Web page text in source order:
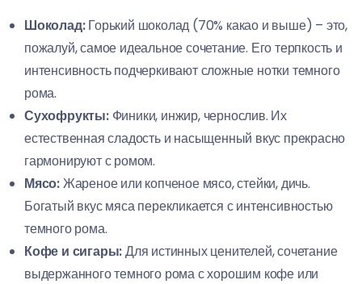
Шоколад:Горький шоколад (70% какао и выше) – это,
пожалуй, самое идеальное сочетание. Его терпкость и
интенсивность подчеркивают сложные нотки темного
рома.
Сухофрукты:Финики, инжир, чернослив. Их
естественная сладость и насыщенный вкус прекрасно
гармонируют с ромом.
Мясо:Жареное или копченое мясо, стейки, дичь.
Богатый вкус мяса перекликается с интенсивностью
темного рома.
Кофе и сигары:Для истинных ценителей, сочетание
выдержанного темного рома с хорошим кофе или